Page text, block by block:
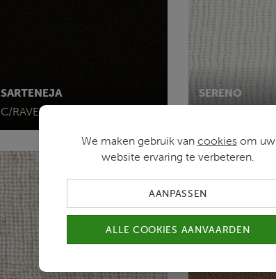
SARTENEJA
C/RAVEN
SERENO
We maken gebruik van cookiesom uw
website ervaring te verbeteren.
AANPASSEN
ALLE COOKIES AANVAARDEN